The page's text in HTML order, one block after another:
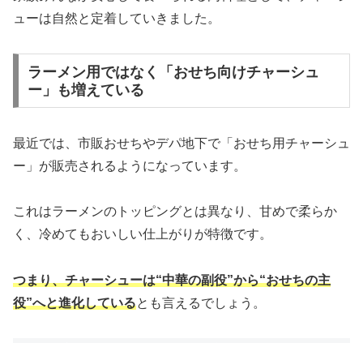
ューは自然と定着していきました。
ラーメン用ではなく「おせち向けチャーシュ
ー」も増えている
最近では、市販おせちやデパ地下で「おせち用チャーシュ
ー」が販売されるようになっています。
これはラーメンのトッピングとは異なり、甘めで柔らか
く、冷めてもおいしい仕上がりが特徴です。
つまり、チャーシューは“中華の副役”から“おせちの主
役”へと進化しているとも言えるでしょう。